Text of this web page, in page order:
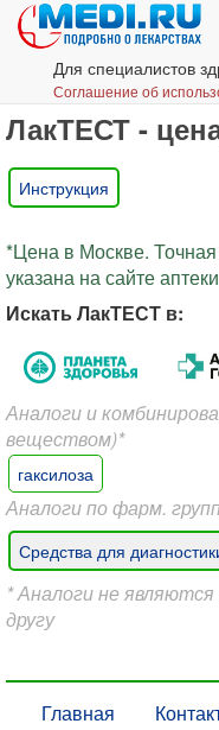
Для специалистов
Соглашение об
ЛакТЕСТ -
Инструкция
*Цена в Москве.
указана на сайте
Искать ЛакТЕСТ в:
Аналоги и
веществом)*
гаксилоза
Аналоги по фарм.
Средства для
* Аналоги не
другу
Главная